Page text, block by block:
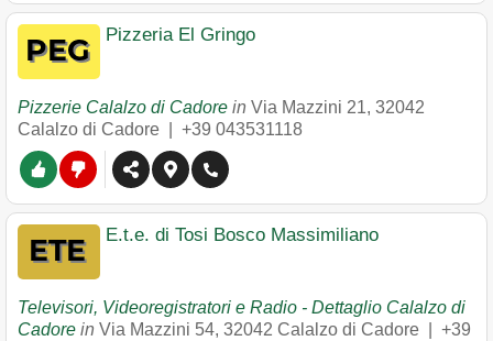
Pizzeria El Gringo
Pizzerie Calalzo di Cadore in Via Mazzini 21, 32042
Calalzo di Cadore
+39 043531118
E.t.e. di Tosi Bosco Massimiliano
Televisori, Videoregistratori e Radio - Dettaglio Calalzo di
Cadore in Via Mazzini 54, 32042 Calalzo di Cadore
+39